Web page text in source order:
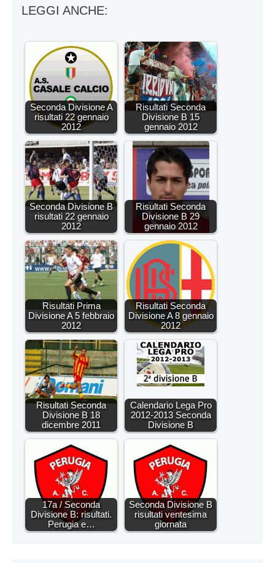
LEGGI ANCHE:
Seconda Divisione A
risultati 22 gennaio
2012
Risultati Seconda
Divisione B 15
gennaio 2012
Seconda Divisione B
risultati 22 gennaio
2012
Risultati Seconda
Divisione B 29
gennaio 2012
Risultati Prima
Divisione A 5 febbraio
2012
Risultati Seconda
Divisione A 8 gennaio
2012
Risultati Seconda
Divisione B 18
dicembre 2011
Calendario Lega Pro
2012-2013 Seconda
Divisione B
17a / Seconda
Divisione B: risultati.
Perugia e…
Seconda Divisione B
risultati ventesima
giornata